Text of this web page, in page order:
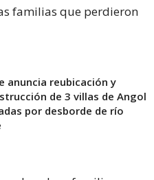
familias que perdieron
anuncia reubicación y
de 3 villas de Angol
por desborde de río